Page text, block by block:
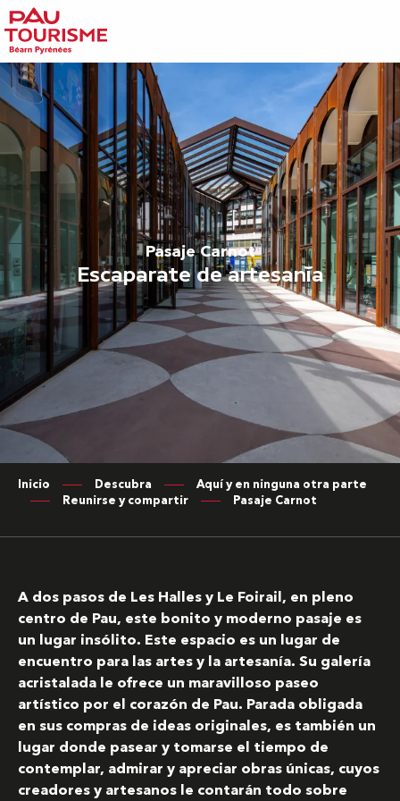
Aller
au
contenu
principal
Pasaje Carnot
Escaparate de artesanía
Inicio Descubra
Aquí y en ninguna otra parte
Reunirse y compartir
Pasaje Carnot
A dos pasos de Les Halles y Le Foirail, en pleno
centro de Pau, este bonito y moderno pasaje es
un lugar insólito. Este espacio es un lugar de
encuentro para las artes y la artesanía. Su galería
acristalada le ofrece un maravilloso paseo
artístico por el corazón de Pau. Parada obligada
en sus compras de ideas originales, es también un
lugar donde pasear y tomarse el tiempo de
contemplar, admirar y apreciar obras únicas, cuyos
creadores y artesanos le contarán todo sobre